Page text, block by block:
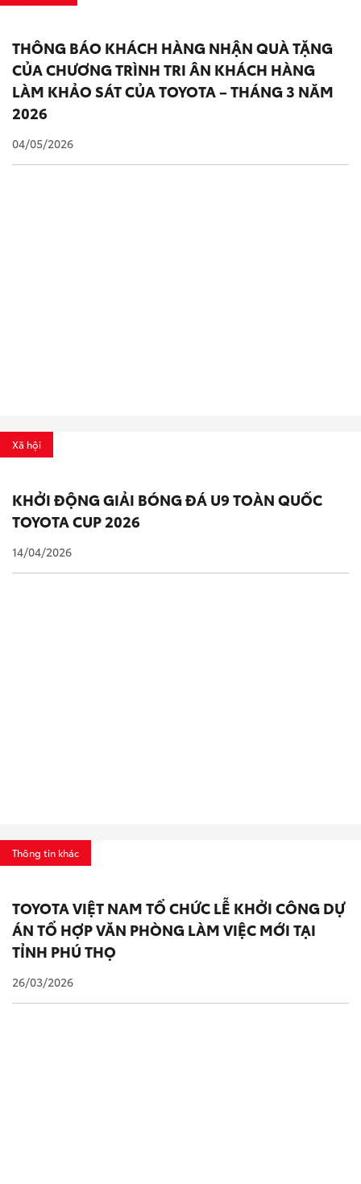
THÔNG BÁO KHÁCH HÀNG NHẬN QUÀ TẶNG
CỦA CHƯƠNG TRÌNH TRI ÂN KHÁCH HÀNG
LÀM KHẢO SÁT CỦA TOYOTA – THÁNG 3 NĂM
2026
04/05/2026
Xã hội
KHỞI ĐỘNG GIẢI BÓNG ĐÁ U9 TOÀN QUỐC
TOYOTA CUP 2026
14/04/2026
Thông tin khác
TOYOTA VIỆT NAM TỔ CHỨC LỄ KHỞI CÔNG DỰ
ÁN TỔ HỢP VĂN PHÒNG LÀM VIỆC MỚI TẠI
TỈNH PHÚ THỌ
26/03/2026